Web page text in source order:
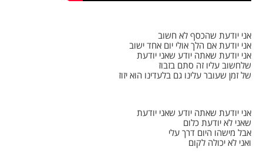
אני יודעת שהכסף לא חשוב
אני יודעת אם הלך אולי יום אחד ישוב
אני יודעת שאתה יודע שאני יודעת
שלחשוב עליו זה סתם בזבוז
של זמן שעובר עלינו גם בלעדינו הוא יזוז
אני יודעת שאתה יודע שאני יודעת
שאני לא יודעת כלום
אבל מישהו היום דרך עלי
ואני לא יכולה לקום